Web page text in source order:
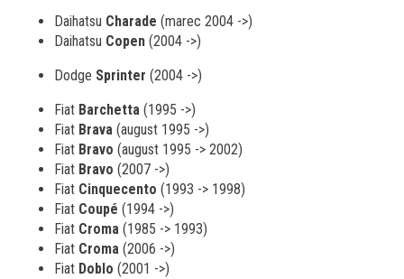
Daihatsu Charade (marec 2004 ->)
Daihatsu Copen (2004 ->)
Dodge Sprinter (2004 ->)
Fiat Barchetta (1995 ->)
Fiat Brava (august 1995 ->)
Fiat Bravo (august 1995 -> 2002)
Fiat Bravo (2007 ->)
Fiat Cinquecento (1993 -> 1998)
Fiat Coupé (1994 ->)
Fiat Croma (1985 -> 1993)
Fiat Croma (2006 ->)
Fiat Doblo (2001 ->)